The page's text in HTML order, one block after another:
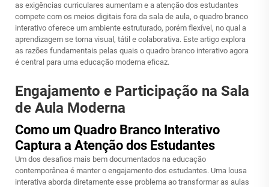
as exigências curriculares aumentam e a atenção dos estudantes
compete com os meios digitais fora da sala de aula, o quadro branco
interativo oferece um ambiente estruturado, porém flexível, no qual a
aprendizagem se torna visual, tátil e colaborativa. Este artigo explora
as razões fundamentais pelas quais o quadro branco interativo agora
é central para uma educação moderna eficaz.
Engajamento e Participação na Sala
de Aula Moderna
Como um Quadro Branco Interativo
Captura a Atenção dos Estudantes
Um dos desafios mais bem documentados na educação
contemporânea é manter o engajamento dos estudantes. Uma lousa
interativa aborda diretamente esse problema ao transformar as aulas